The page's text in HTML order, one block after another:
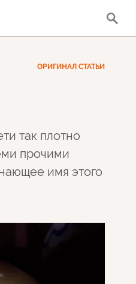
ОРИГИНАЛ СТАТЬИ
так плотно
прочими
имя этого